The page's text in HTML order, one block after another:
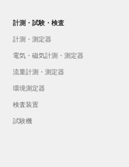
計測・試験・検査
計測・測定器
電気・磁気計測・測定器
流量計測・測定器
環境測定器
検査装置
試験機